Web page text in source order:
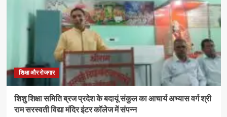
विशेषज्ञों
समस्या
प्रबंधन
और
प्रभावी
गुर
शिक्षा और रोजगार
शिशु शिक्षा समिति ब्रज प्रदेश के बदायूं संकुल का आचार्य अभ्यास वर्ग श्री
राम सरस्वती विद्या मंदिर इंटर कॉलेज में संपन्न